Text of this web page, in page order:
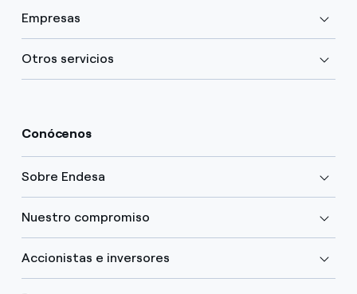
Empresas
Otros servicios
Conócenos
Sobre Endesa
Nuestro compromiso
Accionistas e inversores